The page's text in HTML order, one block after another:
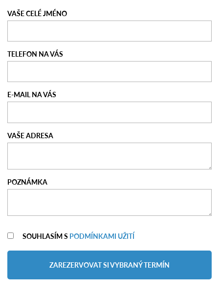
VAŠE CELÉ JMÉNO
TELEFON NA VÁS
E-MAIL NA VÁS
VAŠE ADRESA
POZNÁMKA
SOUHLASÍM S PODMÍNKAMI UŽITÍ
ZAREZERVOVAT SI VYBRANÝ TERMÍN